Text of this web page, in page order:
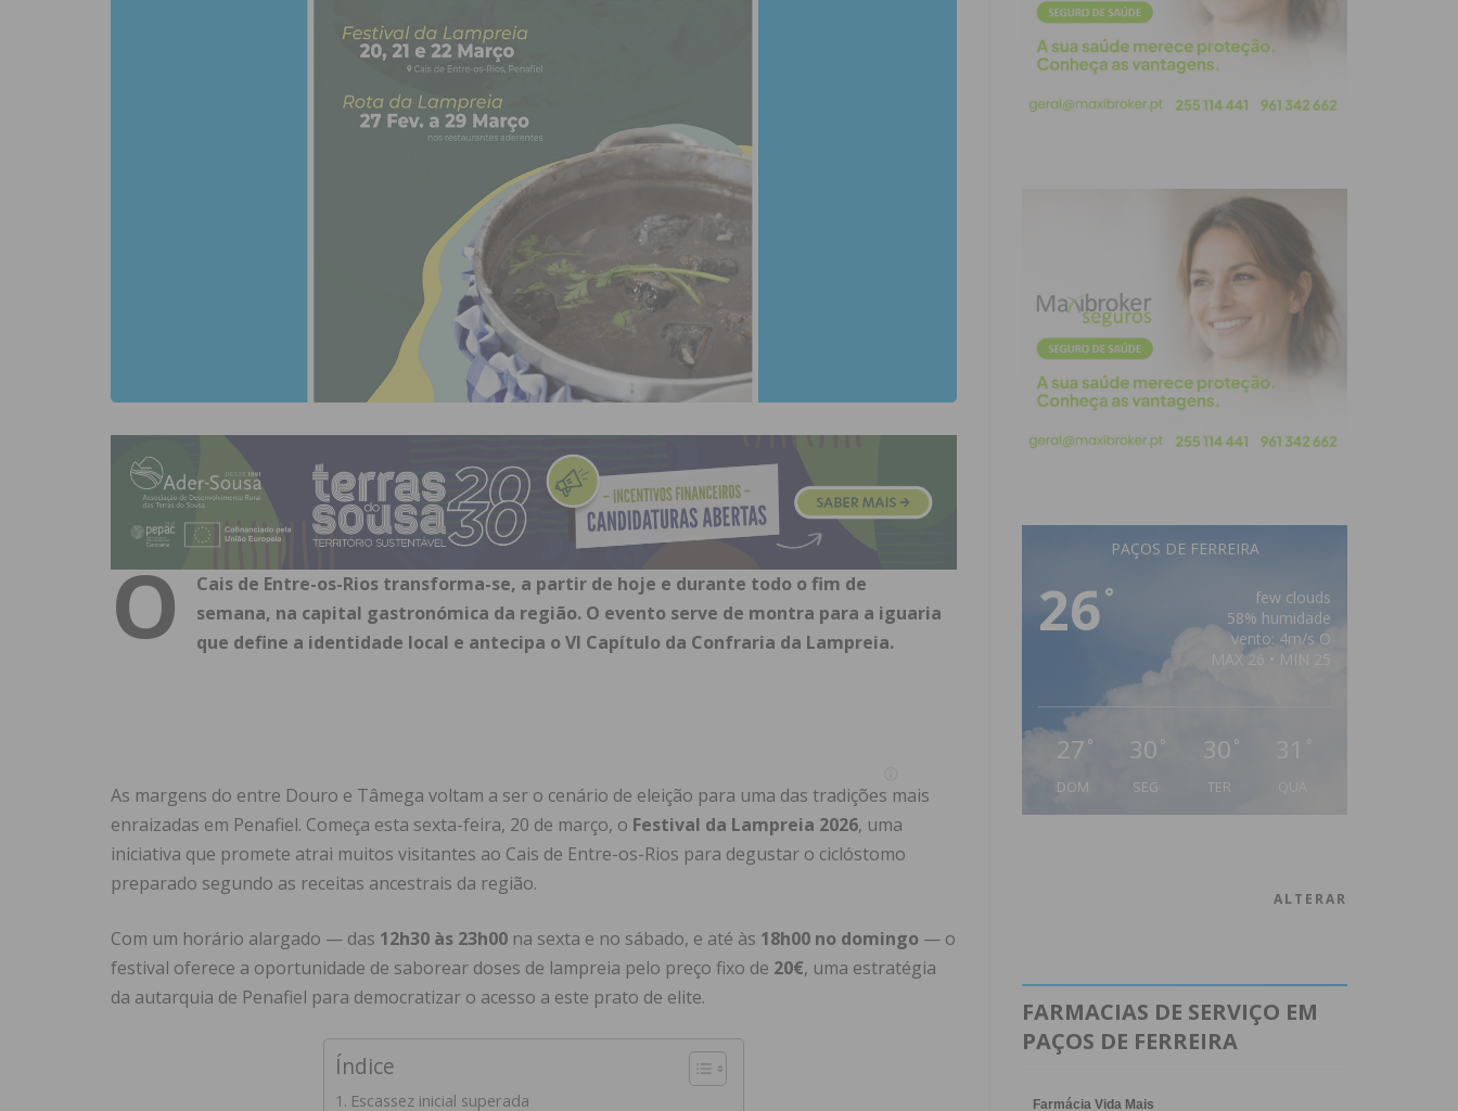
O
Cais de Entre-os-Rios transforma-se, a partir de hoje e durante todo o fim de
semana, na capital gastronómica da região. O evento serve de montra para a iguaria
que define a identidade local e antecipa o VI Capítulo da Confraria da Lampreia.
As margens do entre Douro e Tâmega voltam a ser o cenário de eleição para uma das tradições mais
enraizadas em Penafiel. Começa esta sexta-feira, 20 de março, o Festival da Lampreia 2026, uma
iniciativa que promete atrai muitos visitantes ao Cais de Entre-os-Rios para degustar o ciclóstomo
preparado segundo as receitas ancestrais da região.
Com um horário alargado — das 12h30 às 23h00 na sexta e no sábado, e até às 18h00 no domingo — o
festival oferece a oportunidade de saborear doses de lampreia pelo preço fixo de 20€, uma estratégia
da autarquia de Penafiel para democratizar o acesso a este prato de elite.
Índice
Escassez inicial superada
PAÇOS DE FERREIRA
26°
few clouds
58% humidade
vento: 4m/s O
MAX 26 • MIN 25
27 °
DOM
30 °
SEG
30 °
TER
31 °
ALTERAR
FARMACIAS DE SERVIÇO EM
PAÇOS DE FERREIRA